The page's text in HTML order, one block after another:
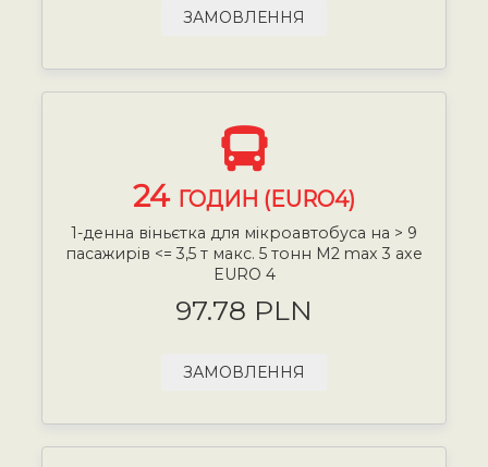
ЗАМОВЛЕННЯ
24 ГОДИН (EURO4)
1-денна віньєтка для мікроавтобуса на > 9
пасажирів <= 3,5 т макс. 5 тонн М2 max 3 axe
EURO 4
97.78 PLN
ЗАМОВЛЕННЯ